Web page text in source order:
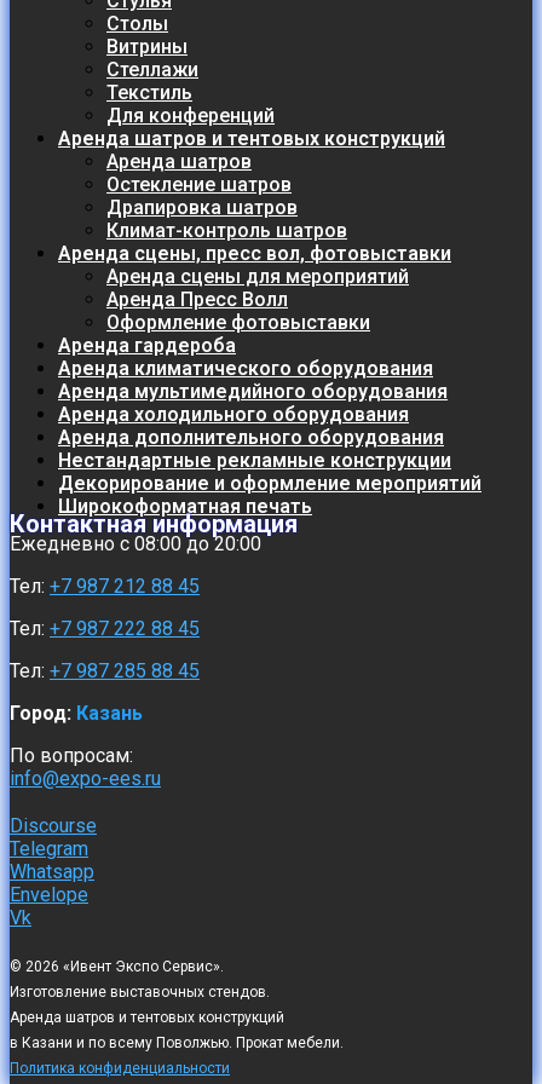
Столы
Витрины
Стеллажи
Текстиль
Для конференций
Аренда шатров и тентовых конструкций
Аренда шатров
Остекление шатров
Драпировка шатров
Климат-контроль шатров
Аренда сцены, пресс вол, фотовыставки
Аренда сцены для мероприятий
Аренда Пресс Волл
Оформление фотовыставки
Аренда гардероба
Аренда климатического оборудования
Аренда мультимедийного оборудования
Аренда холодильного оборудования
Аренда дополнительного оборудования
Нестандартные рекламные конструкции
Декорирование и оформление мероприятий
Широкоформатная печать
Контактная информация
Ежедневно с 08:00 до 20:00
Тел: +7 987 212 88 45
Тел: +7 987 222 88 45
Тел: +7 987 285 88 45
Город: Казань
По вопросам:
info@expo-ees.ru
Discourse
Telegram
Whatsapp
Envelope
Vk
© 2026 «Ивент Экспо Сервис».
Изготовление выставочных стендов.
Аренда шатров и тентовых конструкций
в Казани и по всему Поволжью. Прокат мебели.
Политика конфиденциальности